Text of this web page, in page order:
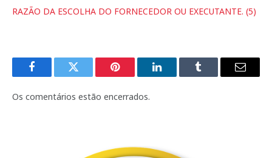
RAZÃO DA ESCOLHA DO FORNECEDOR OU EXECUTANTE. (5)
FacebookTwitter Pinterest LinkedInTumblr
E-
Os comentários estão encerrados.